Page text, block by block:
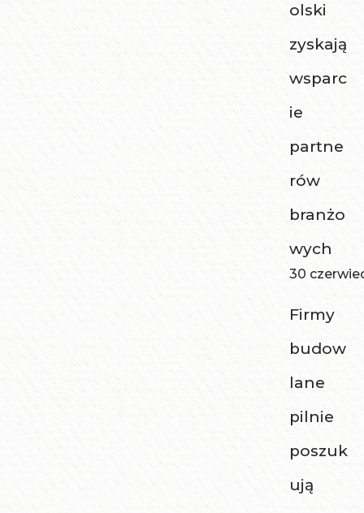
olski
zyskają
wsparc
ie
partne
rów
branżo
wych
30
Firmy
budow
lane
pilnie
poszuk
ują